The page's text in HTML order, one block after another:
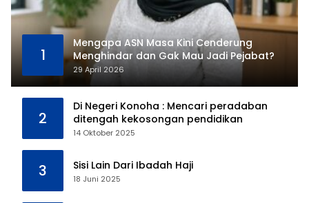
1
Mengapa ASN Masa Kini Cenderung
Menghindar dan Gak Mau Jadi Pejabat?
29 April 2026
2
Di Negeri Konoha : Mencari peradaban
ditengah kekosongan pendidikan
14 Oktober 2025
3 Sisi Lain Dari Ibadah Haji
18 Juni 2025